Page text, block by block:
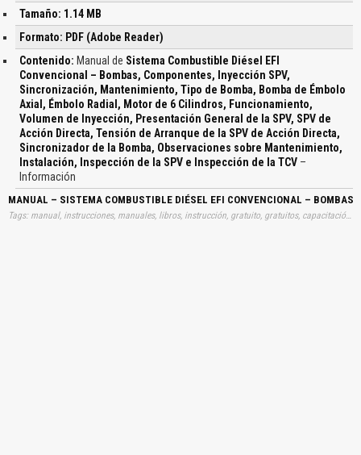
Estructura de la TCV (Válvula de Mando de la Sincronización), Funcionamiento del
Sincronizador de la Bomba de Émbolo Axial, Avance, Retardo, Funcionamiento del
Sincronizador de la Bomba de Émbolo Radial, Observaciones sobre
Mantenimiento, Instalación de la Bomba de Inyección, Inspección de la SPV e
Inspección de la TCV. …
Tamaño: 1.14 MB
Formato: PDF (Adobe Reader)
Contenido: Manual de Sistema Combustible Diésel EFI
Convencional – Bombas, Componentes, Inyección SPV,
Sincronización, Mantenimiento, Tipo de Bomba, Bomba de Émbolo
Axial, Émbolo Radial, Motor de 6 Cilindros, Funcionamiento,
Volumen de Inyección, Presentación General de la SPV, SPV de
Acción Directa, Tensión de Arranque de la SPV de Acción Directa,
Sincronizador de la Bomba, Observaciones sobre Mantenimiento,
Instalación, Inspección de la SPV e Inspección de la TCV–
Información
MANUAL – SISTEMA COMBUSTIBLE DIÉSEL EFI CONVENCIONAL – BOMBAS
Tags: manual, instrucciones, manuales, libros, instrucción, gratuito, gratuitos, capacitación, entrenamiento, capacitaciones, información, datos, gratis, descargar, guías, guias, sistemas, combustibles, diesel, efi, convencionales, bombas, componentes, inyecciones, spv, sincronizaciones, mantenimientos, tipos, bombas, bombas, embolos, axiales, embolos, radiales, motores, cilindros, funcionamientos, volumen, inyecciones, presentaciones, generales, spv, spv, acciones, directas, tensiones, arranques, spv, acciones, directas, sincronizadores, bombas, observaciones, sobres, mantenimientos, instalaciones, inspecciones, spv, inspecciones, tcv, aprender, descargas